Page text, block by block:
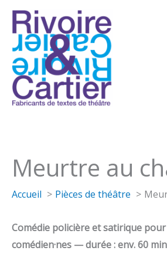
Aller
contenu
Meurtre au
Accueil Pièces de théâtre
Comédie policière et satirique pour
comédien·nes — durée : env. 60 min